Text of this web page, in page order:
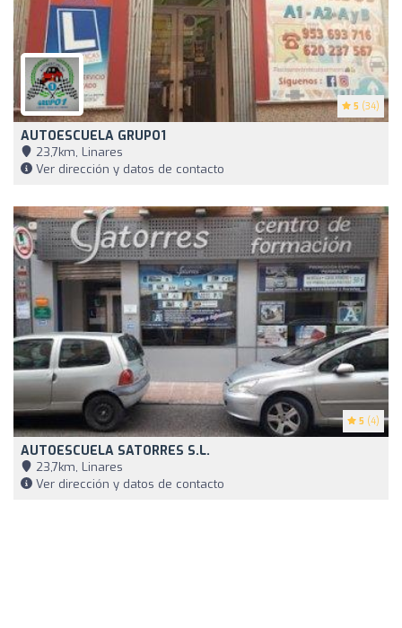
5 (34)
AUTOESCUELA GRUPO1
23,7km, Linares
Ver dirección y datos de contacto
5 (4)
AUTOESCUELA SATORRES S.L.
23,7km, Linares
Ver dirección y datos de contacto